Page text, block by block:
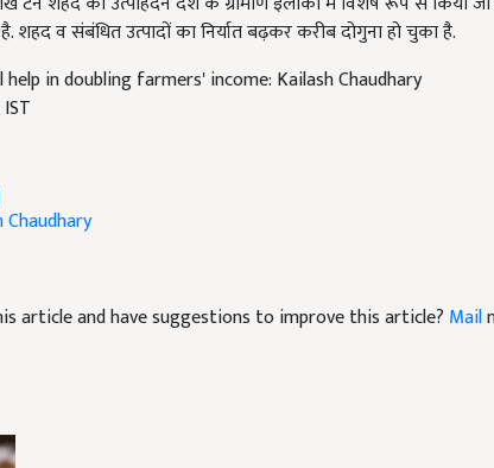
help in doubling farmers' income: Kailash Chaudhary
article and have suggestions to improve this article?